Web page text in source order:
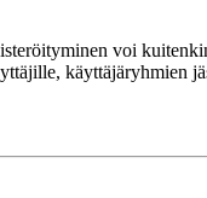
voi
käyttäjäryhmien